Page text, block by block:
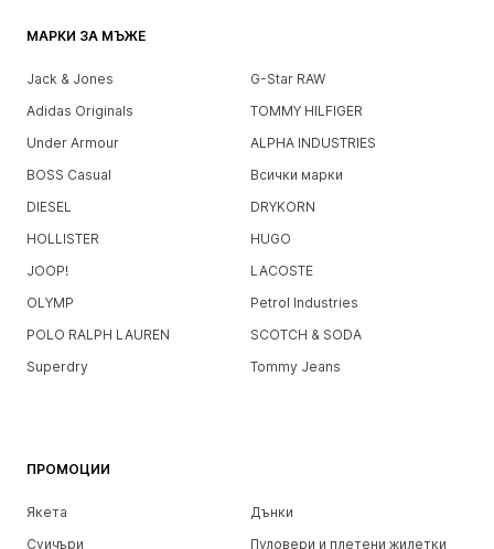
МАРКИ ЗА МЪЖЕ
Jack & Jones
G-Star RAW
Adidas Originals
TOMMY HILFIGER
Under Armour
ALPHA INDUSTRIES
BOSS Casual
Всички марки
DIESEL
DRYKORN
HOLLISTER
HUGO
JOOP!
LACOSTE
OLYMP
Petrol Industries
POLO RALPH LAUREN
SCOTCH & SODA
Superdry
Tommy Jeans
ПРОМОЦИИ
Якета
Дънки
Суичъри
Пуловери и плетени жилетки